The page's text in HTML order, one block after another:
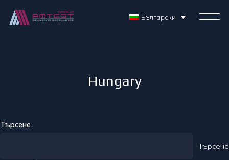
Български
Hungary
Търсене
Търсене